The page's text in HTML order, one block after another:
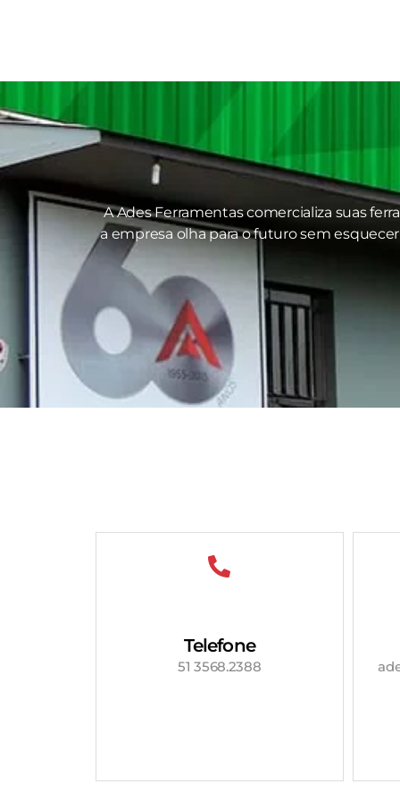
A Ades Ferramentas comercializa suas
a empresa olha para o futuro sem
Telefone
51 3568.2388